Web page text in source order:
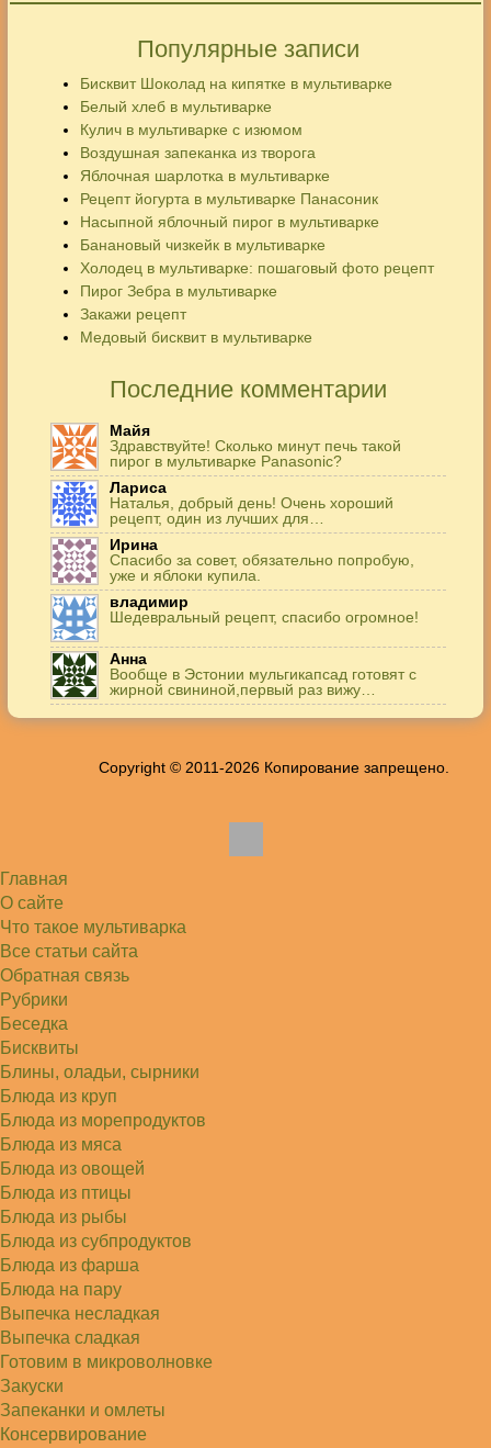
Популярные записи
Бисквит Шоколад на кипятке в мультиварке
Белый хлеб в мультиварке
Кулич в мультиварке с изюмом
Воздушная запеканка из творога
Яблочная шарлотка в мультиварке
Рецепт йогурта в мультиварке Панасоник
Насыпной яблочный пирог в мультиварке
Банановый чизкейк в мультиварке
Холодец в мультиварке: пошаговый фото рецепт
Пирог Зебра в мультиварке
Закажи рецепт
Медовый бисквит в мультиварке
Последние комментарии
Майя
Здравствуйте! Сколько минут печь такой
пирог в мультиварке Panasonic?
Лариса
Наталья, добрый день! Очень хороший
рецепт, один из лучших для…
Ирина
Спасибо за совет, обязательно попробую,
уже и яблоки купила.
владимир
Шедевральный рецепт, спасибо огромное!
Анна
Вообще в Эстонии мульгикапсад готовят с
жирной свининой,первый раз вижу…
Игорь
Жанна
и сырую курочку, и…
Света
Советую простой рецепт как готовили наши
бабушки, на 5 минут…
Copyright © 2011-2026 Копирование запрещено.
Главная
О сайте
Что такое мультиварка
Все статьи сайта
Обратная связь
Рубрики
Беседка
Бисквиты
Блины, оладьи, сырники
Блюда из круп
Блюда из морепродуктов
Блюда из мяса
Блюда из овощей
Блюда из птицы
Блюда из рыбы
Блюда из субпродуктов
Блюда из фарша
Блюда на пару
Выпечка несладкая
Выпечка сладкая
Готовим в микроволновке
Закуски
Запеканки и омлеты
Консервирование